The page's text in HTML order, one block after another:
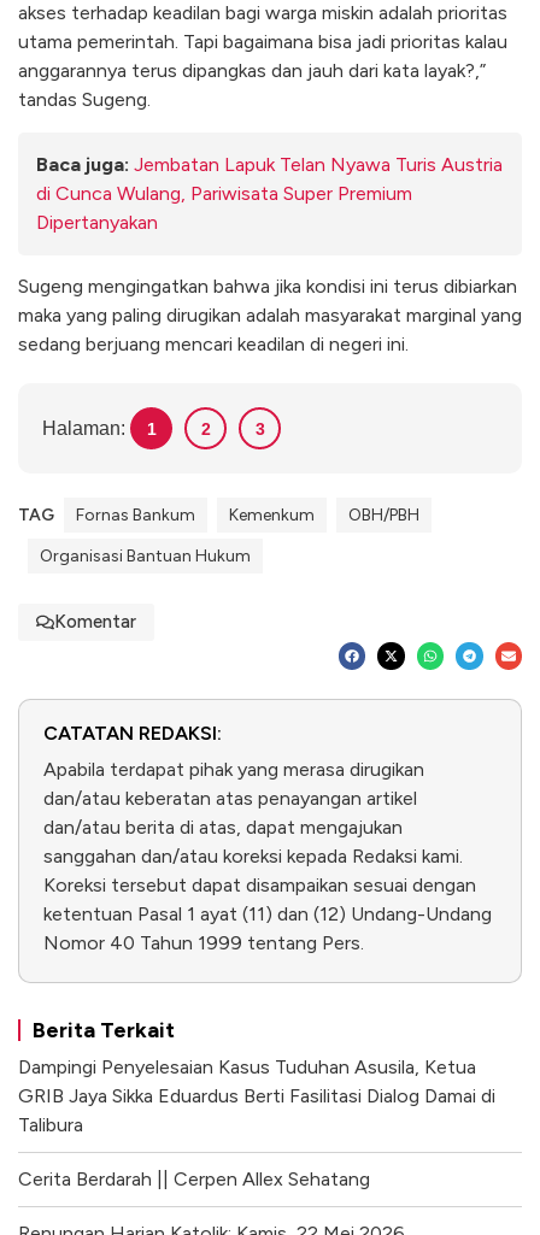
akses terhadap keadilan bagi warga miskin adalah prioritas
utama pemerintah. Tapi bagaimana bisa jadi prioritas kalau
anggarannya terus dipangkas dan jauh dari kata layak?,”
tandas Sugeng.
Baca juga: Jembatan Lapuk Telan Nyawa Turis Austria
di Cunca Wulang, Pariwisata Super Premium
Dipertanyakan
Sugeng mengingatkan bahwa jika kondisi ini terus dibiarkan
maka yang paling dirugikan adalah masyarakat marginal yang
sedang berjuang mencari keadilan di negeri ini.
Halaman: 1 2 3
TAG Fornas Bankum Kemenkum
OBH/PBH
Organisasi Bantuan Hukum
Komentar
CATATAN REDAKSI:
Apabila terdapat pihak yang merasa dirugikan
dan/atau keberatan atas penayangan artikel
dan/atau berita di atas, dapat mengajukan
sanggahan dan/atau koreksi kepada Redaksi kami.
Koreksi tersebut dapat disampaikan sesuai dengan
ketentuan Pasal 1 ayat (11) dan (12) Undang-Undang
Nomor 40 Tahun 1999 tentang Pers.
Berita Terkait
Dampingi Penyelesaian Kasus Tuduhan Asusila, Ketua
GRIB Jaya Sikka Eduardus Berti Fasilitasi Dialog Damai di
Talibura
Cerita Berdarah || Cerpen Allex Sehatang